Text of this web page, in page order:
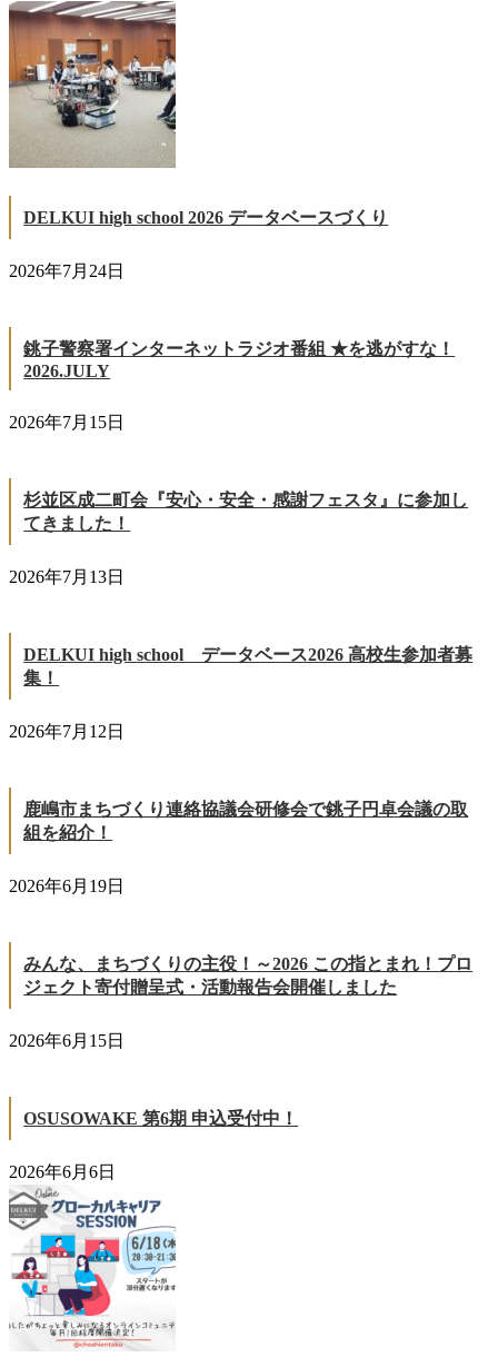
DELKUI high school 2026 データベースづくり
2026年7月24日
銚子警察署インターネットラジオ番組 ★を逃がすな！
2026.JULY
2026年7月15日
杉並区成二町会『安心・安全・感謝フェスタ』に参加し
てきました！
2026年7月13日
DELKUI high school データベース2026 高校生参加者募
集！
2026年7月12日
鹿嶋市まちづくり連絡協議会研修会で銚子円卓会議の取
組を紹介！
2026年6月19日
みんな、まちづくりの主役！～2026 この指とまれ！プロ
ジェクト寄付贈呈式・活動報告会開催しました
2026年6月15日
OSUSOWAKE 第6期 申込受付中！
2026年6月6日